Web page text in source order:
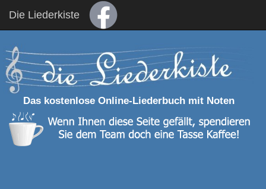
Die Liederkiste
Das kostenlose Online-Liederbuch mit Noten